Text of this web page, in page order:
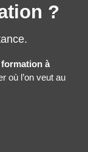
?
formation à
où l’on veut au